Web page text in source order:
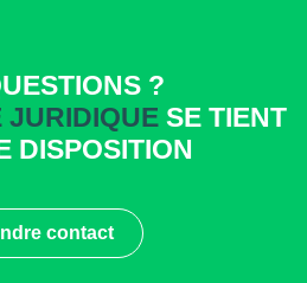
?
JURIDIQUE SE TIENT
DISPOSITION
contact